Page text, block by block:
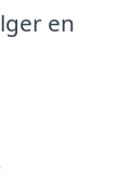
en